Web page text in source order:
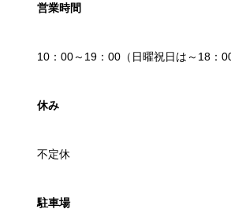
営業時間
10：00～19：00（日曜祝日は～18：
休み
不定休
駐車場